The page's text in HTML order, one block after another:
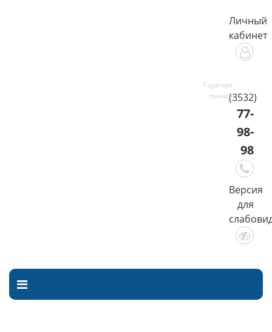
Личный
кабинет
(3532)
77-
98-
98
Версия
для